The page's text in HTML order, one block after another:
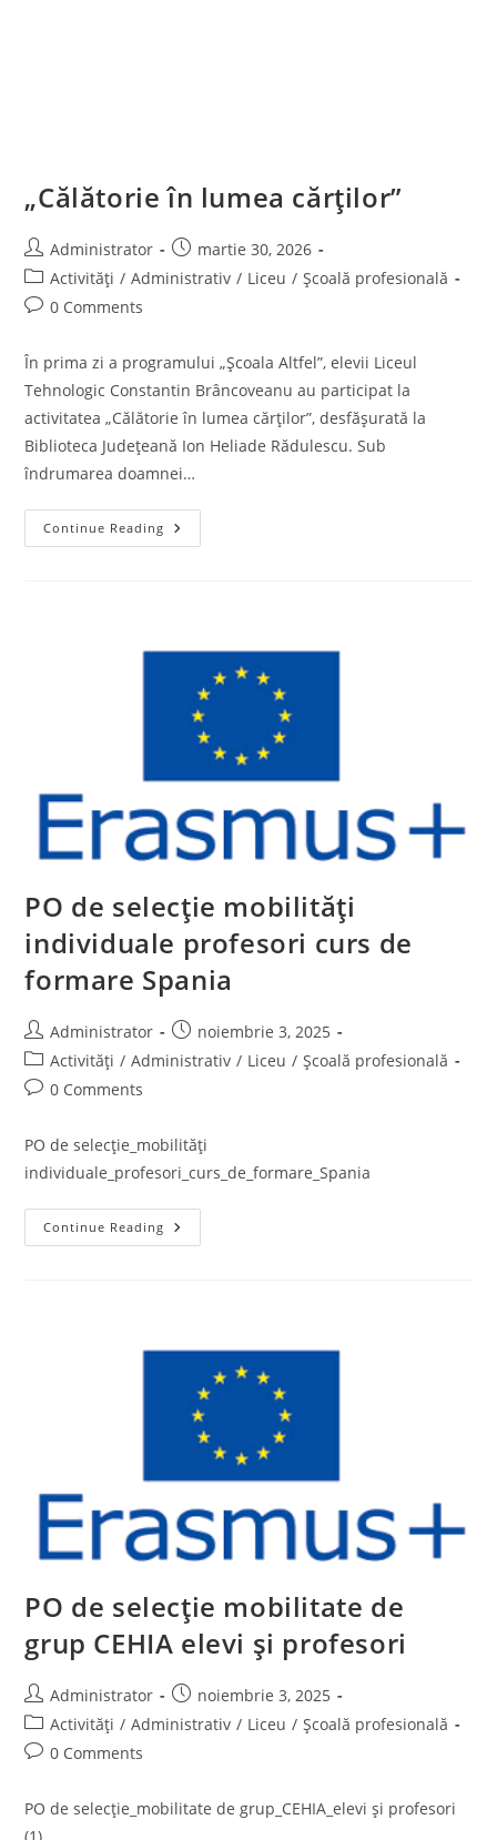
„Călătorie în lumea cărților”
Post
author:
Administrator
Post
published:
martie 30, 2026
Post
category:
Activități / Administrativ / Liceu / Școală profesională
Post0 Comments
În prima zi a programului „Școala Altfel”, elevii Liceul
Tehnologic Constantin Brâncoveanu au participat la
activitatea „Călătorie în lumea cărților”, desfășurată la
Biblioteca Județeană Ion Heliade Rădulescu. Sub
îndrumarea doamnei…
Continue Reading „Călătorie
În
PO de selecție mobilități
individuale profesori curs de
formare Spania
Post
author:
Administrator
Post
published:
noiembrie 3, 2025
Post
category:
Activități / Administrativ / Liceu / Școală profesională
Post0 Comments
PO de selecție_mobilități
individuale_profesori_curs_de_formare_Spania
Continue Reading PO
De
Formare
Spania
PO de selecție mobilitate de
grup CEHIA elevi și profesori
Post
author:
Administrator
Post
published:
noiembrie 3, 2025
Post
category:
Activități / Administrativ / Liceu / Școală profesională
Post0 Comments
PO de selecție_mobilitate de grup_CEHIA_elevi și profesori